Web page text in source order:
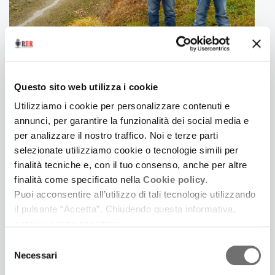
Questo sito web utilizza i cookie
Utilizziamo i cookie per personalizzare contenuti e
annunci, per garantire la funzionalità dei social media e
per analizzare il nostro traffico. Noi e terze parti
selezionate utilizziamo cookie o tecnologie simili per
finalità tecniche e, con il tuo consenso, anche per altre
finalità come specificato nella Cookie policy.
Puoi acconsentire all’utilizzo di tali tecnologie utilizzando
il pulsante “Accetta”. Chiudendo questa informativa,
delNecessari
guardiamo in faccia prima di rispon­dere e poi lo
facciamo insieme, ci siamo capiti,Ruby diceno,e
sta a fissarci,
insomma ne avete o non ne avete?E io ribadisco il
mio sì e Ruby il suo no, alloraalzo la voce, Ruby
prenderlo, io strizzo l’occhio al
fa.
10 Marzo 2022
Canzoni in dialetto reggiano di Leonardo e
Riccardo Sgavetti (con la partecipazione di Mauro
Bertozzi; Rubiera, Esagono Dischi, 2021)